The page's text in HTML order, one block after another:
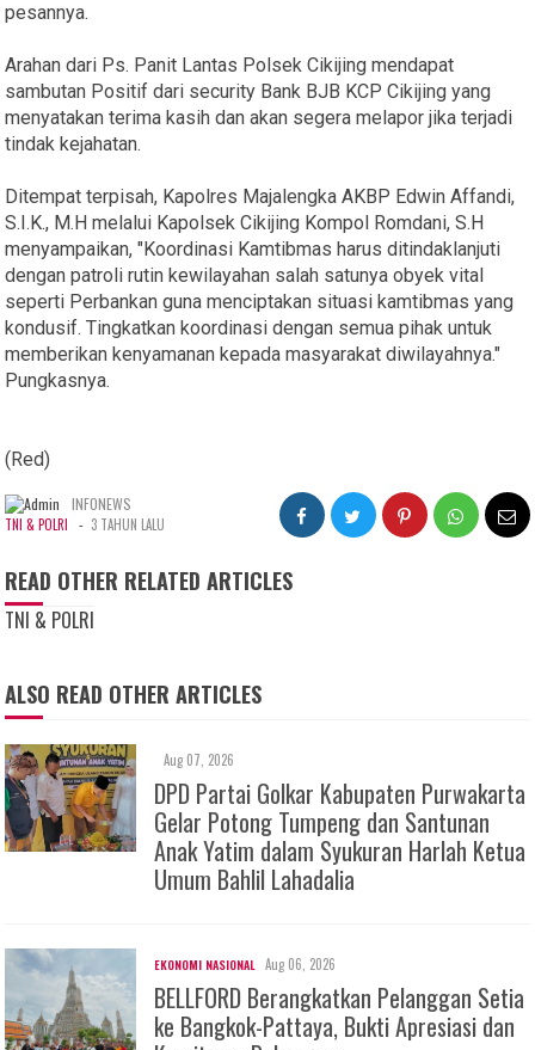
pesannya.
Arahan dari Ps. Panit Lantas Polsek Cikijing mendapat
sambutan Positif dari security Bank BJB KCP Cikijing yang
menyatakan terima kasih dan akan segera melapor jika terjadi
tindak kejahatan.
Ditempat terpisah, Kapolres Majalengka AKBP Edwin Affandi,
S.I.K., M.H melalui Kapolsek Cikijing Kompol Romdani, S.H
menyampaikan, "Koordinasi Kamtibmas harus ditindaklanjuti
dengan patroli rutin kewilayahan salah satunya obyek vital
seperti Perbankan guna menciptakan situasi kamtibmas yang
kondusif. Tingkatkan koordinasi dengan semua pihak untuk
memberikan kenyamanan kepada masyarakat diwilayahnya."
Pungkasnya.
(Red)
INFONEWS
TNI & POLRI - 3 TAHUN LALU
READ OTHER RELATED ARTICLES
TNI & POLRI
ALSO READ OTHER ARTICLES
Aug 07, 2026
DPD Partai Golkar Kabupaten Purwakarta
Gelar Potong Tumpeng dan Santunan
Anak Yatim dalam Syukuran Harlah Ketua
Umum Bahlil Lahadalia
EKONOMI NASIONAL Aug 06, 2026
BELLFORD Berangkatkan Pelanggan Setia
ke Bangkok-Pattaya, Bukti Apresiasi dan